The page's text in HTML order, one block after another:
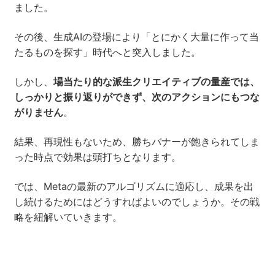
ました。
その後、生成AIの登場により「とにかく大量に作って当
たるものを探す」時代へと突入しました。
しかし、 場当たり的な派生クリエイティブの量産では、
しっかりと振り返りができず、次のアクションにもつな
がりません。
結果、再現性もないため、勝ちバナーが飽きられてしま
った時点で効果は頭打ちとなります。
では、Metaの最新のアルゴリズムに適応し、成果を出
し続けるためにはどうすればよいのでしょうか。その戦
略を紐解いていきます。